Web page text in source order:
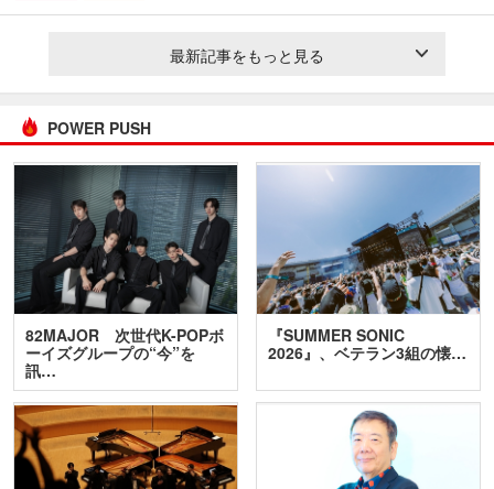
最新記事をもっと見る
POWER PUSH
82MAJOR 次世代K-POPボ
ーイズグループの“今”を
訊…
『SUMMER SONIC
2026』、ベテラン3組の懐…